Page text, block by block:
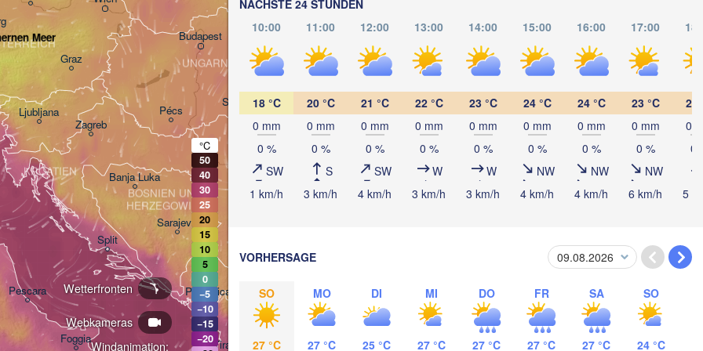
NÄCHSTE 24 STUNDEN
10:00
11:00 12:00 13:00 14:00 15:00 16:00 17:00
18 °C
0 mm
0 %
SW
1 km/h
20 °C
0 mm
0 %
S
3 km/h
21 °C
0 mm
0 %
SW
4 km/h
22 °C
0 mm
0 %
W
3 km/h
23 °C
0 mm
0 %
W
3 km/h
24 °C
0 mm
0 %
NW
4 km/h
24 °C
0 mm
0 %
NW
4 km/h
23 °C
0 mm
0 %
NW
6 km/h
23
0
0
5
VORHERSAGE
SO
27 °C
MO
27 °C
DI
25 °C
MI
27 °C
DO
27 °C
FR
27 °C
SA
27 °C
SO
24 °C
Windanimation:
Webkameras
Wetterfronten
Budapest
Београд
(Beograd)
Zagreb
Скопје
(Skopje)
Tiranë
Debrecen
Sarajevo
Ljubljana
Pescara Podgorica
Foggia
Split
Szeged
Banja Luka
Pécs
Graz UNGARN
KROATIEN
BOSNIEN UND
HERZEGOWINA
NORDMAZEDONIEN
București
Одеса
(Odesa)
Chișinău
Craiova
Brașov
Galați
Sibiu
(Plovdiv)
Миколаїв
(Mykolaiv)
Cluj-Napoca
RUMÄNIEN
REPUBLIK
MOLDAU
Meer
°C
50
40
30
25
20
15
10
5
0
−5
−10
−15
−20